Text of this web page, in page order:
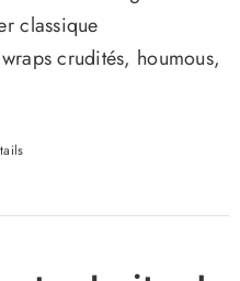
classique
crudités, houmous,